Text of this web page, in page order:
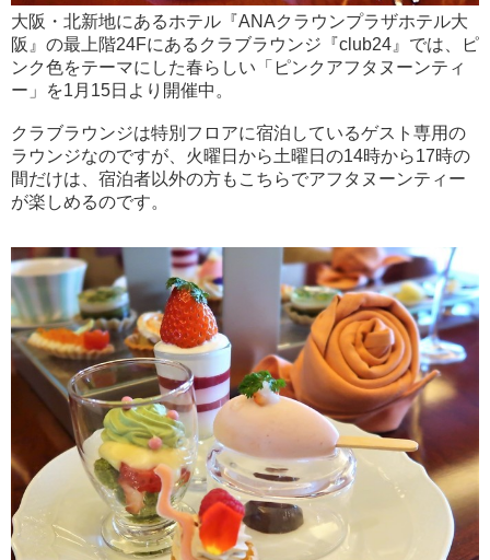
大阪・北新地にあるホテル『ANAクラウンプラザホテル大
阪』の最上階24Fにあるクラブラウンジ『club24』では、ピ
ンク色をテーマにした春らしい「ピンクアフタヌーンティ
ー」を1月15日より開催中。
クラブラウンジは特別フロアに宿泊しているゲスト専用の
ラウンジなのですが、火曜日から土曜日の14時から17時の
間だけは、宿泊者以外の方もこちらでアフタヌーンティー
が楽しめるのです。